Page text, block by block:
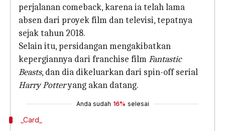
perjalanan comeback, karena ia telah lama
absen dari proyek film dan televisi, tepatnya
sejak tahun 2018.
Selain itu, persidangan mengakibatkan
kepergiannya dari franchise filmFantastic
Beasts, dan dia dikeluarkan dari spin-off serial
Harry Potteryang akan datang.
Anda sudah 16% selesai
_Card_